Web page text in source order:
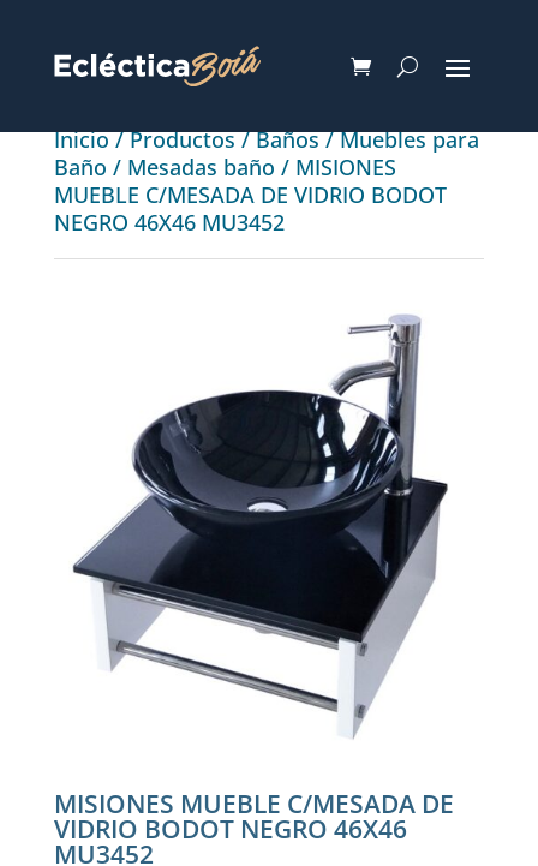
Inicio/Productos/Baños/Muebles para
Baño / Mesadas baño / MISIONES
MUEBLE C/MESADA DE VIDRIO BODOT
NEGRO 46X46 MU3452
MISIONES MUEBLE C/MESADA DE
VIDRIO BODOT NEGRO 46X46
MU3452